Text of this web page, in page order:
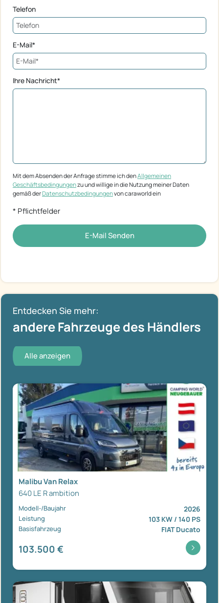
Telefon
E-Mail*
Ihre Nachricht*
Mit dem Absenden der Anfrage stimme ich denAllgemeinen
Geschäftsbedingungenzu und willige in die Nutzung meiner Daten
gemäß derDatenschutzbedingungenvon caraworld ein
* Pflichtfelder
E-Mail Senden
Entdecken Sie mehr:
andere Fahrzeuge des Händlers
Alle anzeigen
Malibu Van Relax
640 LE R ambition
Modell-/Baujahr 2026
Leistung 103 KW / 140 PS
Basisfahrzeug FIAT Ducato
103.500 €